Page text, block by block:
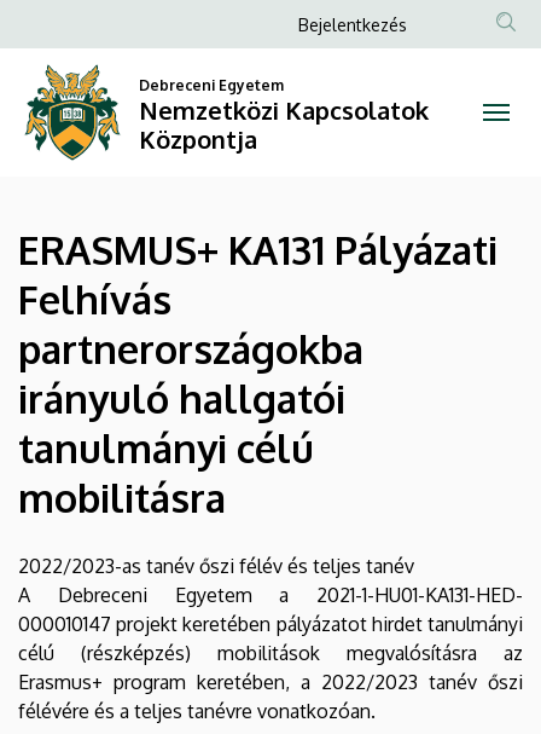
KA131
Pályázati
Felhívás
irányuló
hallgatói
tanulmányi
célú
mobilitásra
Nemzetközi
Kapcsolatok
Központja
a
tartalomra
Anonim
menüje
Bejelentkezés
Debreceni Egyetem
Nemzetközi Kapcsolatok
Központja
ERASMUS+ KA131 Pályázati
Felhívás
partnerországokba
irányuló hallgatói
tanulmányi célú
mobilitásra
2022/2023-as tanév őszi félév és teljes tanév
A Debreceni Egyetem a 2021-1-HU01-KA131-HED-
000010147 projekt keretében pályázatot hirdet tanulmányi
célú (részképzés) mobilitások megvalósításra az
Erasmus+ program keretében, a 2022/2023 tanév őszi
félévére és a teljes tanévre vonatkozóan.